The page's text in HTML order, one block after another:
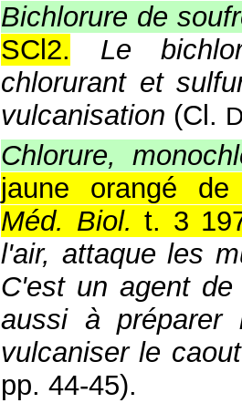
Bichlorure de
SCl2.
Le
chlorurant et
vulcanisation (Cl.
Chlorure,
jaune orangé de
Méd. Biol. t. 3
l'air, attaque les
C'est un agent
aussi à préparer
vulcaniser le
pp. 44-45).